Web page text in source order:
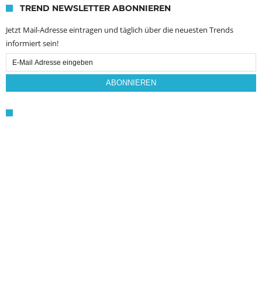
TREND NEWSLETTER ABONNIEREN
Jetzt Mail-Adresse eintragen und täglich über die neuesten Trends
informiert sein!
Email
Subscription
ABONNIEREN